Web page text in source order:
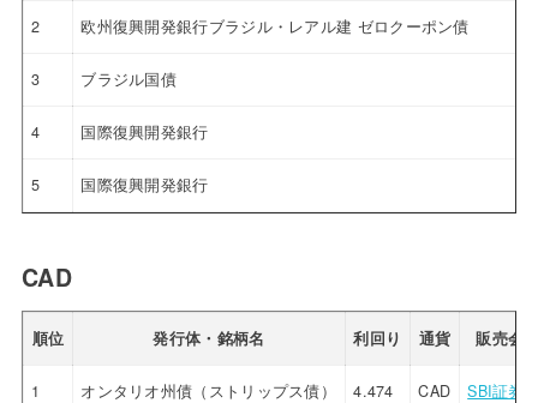
2 欧州復興開発銀行ブラジル・レアル建 ゼロクーポン債
3 ブラジル国債
4 国際復興開発銀行
5 国際復興開発銀行
CAD
順位 発行体・銘柄名 利回り 通貨 販売会
1 オンタリオ州債（ストリップス債） 4.474 CAD SBI証券